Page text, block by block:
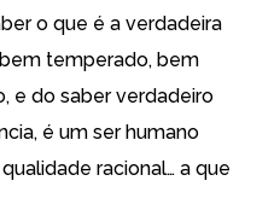
o que é a verdadeira
temperado, bem
e do saber verdadeiro
é um ser humano
racional… a que